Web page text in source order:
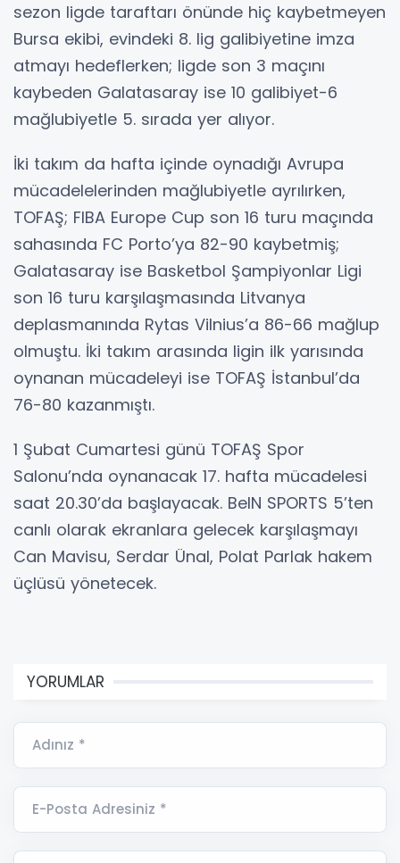
sezon ligde taraftarı önünde hiç kaybetmeyen
Bursa ekibi, evindeki 8. lig galibiyetine imza
atmayı hedeflerken; ligde son 3 maçını
kaybeden Galatasaray ise 10 galibiyet-6
mağlubiyetle 5. sırada yer alıyor.
İki takım da hafta içinde oynadığı Avrupa
mücadelelerinden mağlubiyetle ayrılırken,
TOFAŞ; FIBA Europe Cup son 16 turu maçında
sahasında FC Porto’ya 82-90 kaybetmiş;
Galatasaray ise Basketbol Şampiyonlar Ligi
son 16 turu karşılaşmasında Litvanya
deplasmanında Rytas Vilnius’a 86-66 mağlup
olmuştu. İki takım arasında ligin ilk yarısında
oynanan mücadeleyi ise TOFAŞ İstanbul’da
76-80 kazanmıştı.
1 Şubat Cumartesi günü TOFAŞ Spor
Salonu’nda oynanacak 17. hafta mücadelesi
saat 20.30’da başlayacak. BeIN SPORTS 5’ten
canlı olarak ekranlara gelecek karşılaşmayı
Can Mavisu, Serdar Ünal, Polat Parlak hakem
üçlüsü yönetecek.
YORUMLAR
Adınız *
E-Posta Adresiniz *